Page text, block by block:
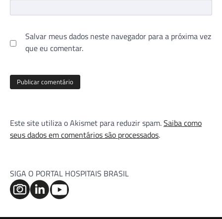
Salvar meus dados neste navegador para a próxima vez
que eu comentar.
Este site utiliza o Akismet para reduzir spam.Saiba como
seus dados em comentários são processados.
SIGA O PORTAL HOSPITAIS BRASIL